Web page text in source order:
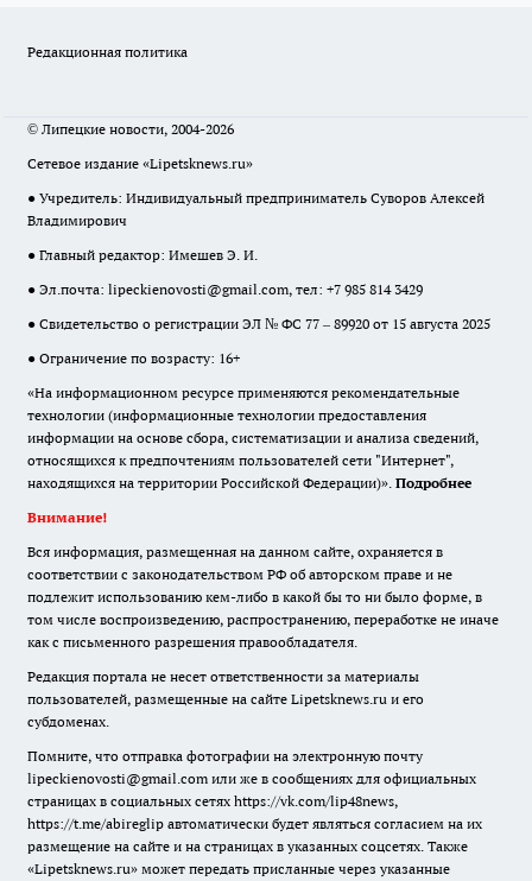
Редакционная политика
© Липецкие новости, 2004-2026
Сетевое издание «Lipetsknews.ru»
● Учредитель: Индивидуальный предприниматель Суворов Алексей
Владимирович
● Главный редактор: Имешев Э. И.
● Эл.почта: lipeckienovosti@gmail.com, тел: +7 985 814 3429
● Свидетельство о регистрации ЭЛ № ФС 77 – 89920 от 15 августа 2025
● Ограничение по возрасту: 16+
«На информационном ресурсе применяются рекомендательные
технологии (информационные технологии предоставления
информации на основе сбора, систематизации и анализа сведений,
относящихся к предпочтениям пользователей сети "Интернет",
находящихся на территории Российской Федерации)». Подробнее
Внимание!
Вся информация, размещенная на данном сайте, охраняется в
соответствии с законодательством РФ об авторском праве и не
подлежит использованию кем-либо в какой бы то ни было форме, в
том числе воспроизведению, распространению, переработке не иначе
как с письменного разрешения правообладателя.
Редакция портала не несет ответственности за материалы
пользователей, размещенные на сайте Lipetsknews.ru и его
субдоменах.
Помните, что отправка фотографии на электронную почту
lipeckienovosti@gmail.com или же в сообщениях для официальных
страницах в социальных сетях https://vk.com/lip48news,
https://t.me/abireglip автоматически будет являться согласием на их
размещение на сайте и на страницах в указанных соцсетях. Также
«Lipetsknews.ru» может передать присланные через указанные